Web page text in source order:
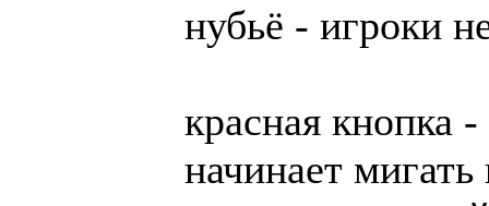
нубьё - игроки
красная кнопка
начинает